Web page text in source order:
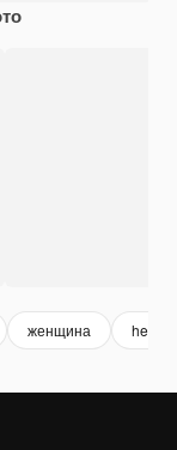
женщина health